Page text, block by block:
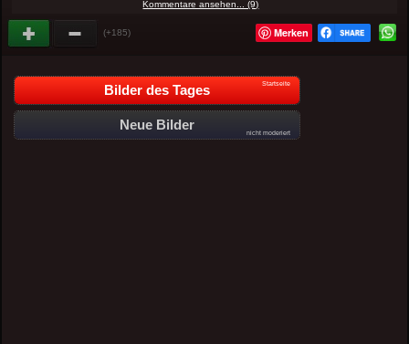
Kommentare ansehen... (9)
(+185) Merken
Bilder des Tages Startseite
Neue Bilder
nicht moderiert